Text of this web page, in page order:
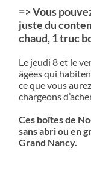
=> Vous
juste du
chaud, 1 truc
Le jeudi 8 et le
âgées qui
ce que vous
chargeons
Ces boîtes de
sans abri ou en
Grand Nancy.